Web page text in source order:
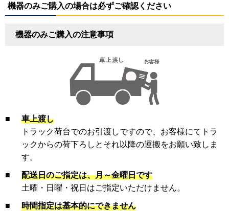
機器のみご購入の場合は必ずご確認ください
機器のみご購入の注意事項
■
車上渡し
トラック荷台でのお引渡しですので、お客様にてトラ
ックからの荷下ろしとそれ以降の運搬をお願い致しま
す。
■
配送日のご指定は、月～金曜日です
土曜・日曜・祝日はご指定いただけません。
■
時間指定は基本的にできません